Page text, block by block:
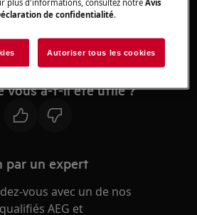
recommandons de
vous a-t-il été utile ?
par un expert
vous avec un de nos
AEG et
plus d'informations, consultez notreAvis
de confidentialité.
Autoriser tous les cookies